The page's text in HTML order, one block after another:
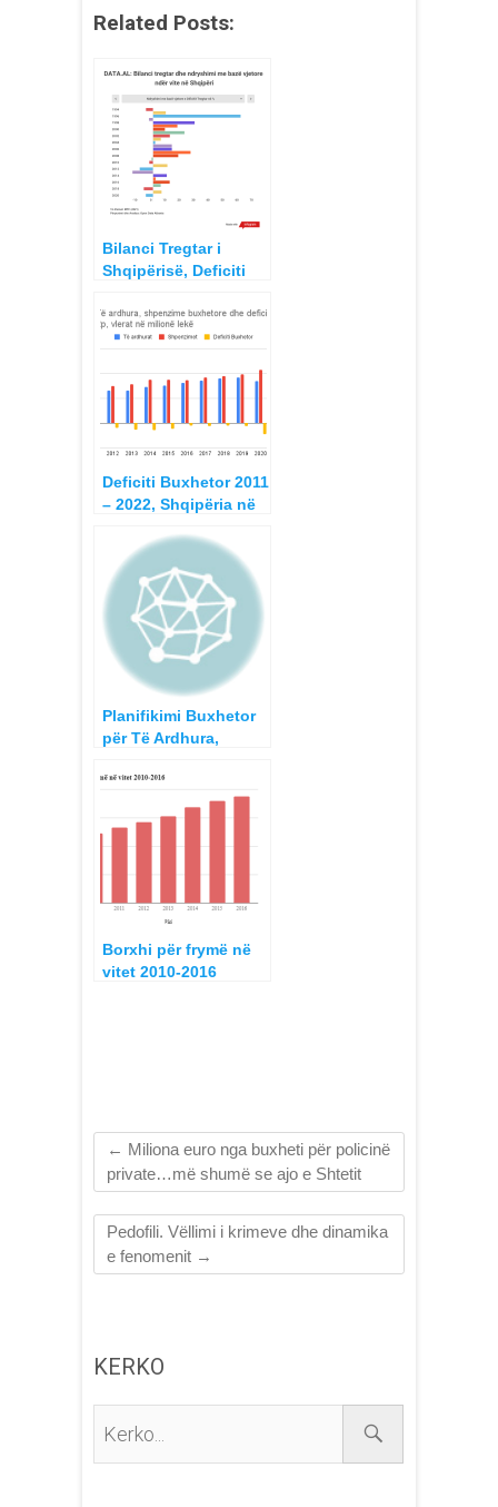
Related Posts:
Bilanci Tregtar i
Shqipërisë, Deficiti
Deficiti Buxhetor 2011
– 2022, Shqipëria në
Planifikimi Buxhetor
për Të Ardhura,
2019
Borxhi për frymë në
vitet 2010-2016
← Miliona euro nga buxheti për policinë
private…më shumë se ajo e Shtetit
Pedofili. Vëllimi i krimeve dhe dinamika
e fenomenit →
KERKO